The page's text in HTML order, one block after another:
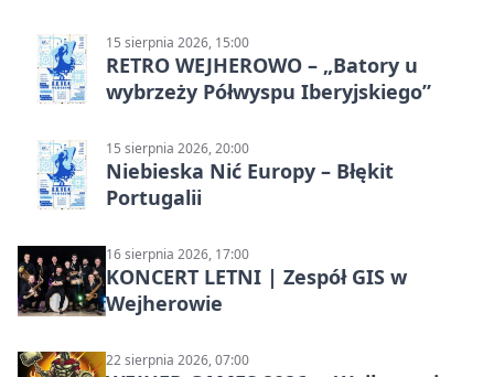
15 sierpnia 2026, 15:00
RETRO WEJHEROWO – „Batory u
wybrzeży Półwyspu Iberyjskiego”
15 sierpnia 2026, 20:00
Niebieska Nić Europy – Błękit
Portugalii
16 sierpnia 2026, 17:00
KONCERT LETNI | Zespół GIS w
Wejherowie
22 sierpnia 2026, 07:00